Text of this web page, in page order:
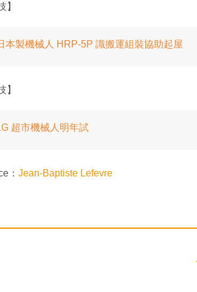
】
本製機械人 HRP-5P 識搬運組裝協助起屋
】
超市機械人明年試
： Jean-Baptiste Lefevre